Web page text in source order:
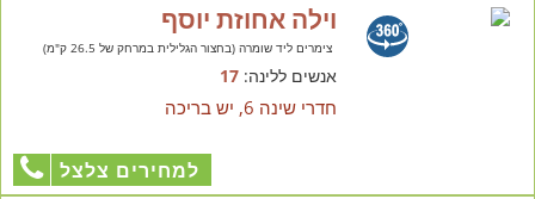
וילה אחוזת יוסף
צימרים ליד שומרה (בחצור הגלילית במרחק של 26.5 ק"מ)
אנשים ללינה:17
חדרי שינה 6, יש בריכה
למחירים צלצל